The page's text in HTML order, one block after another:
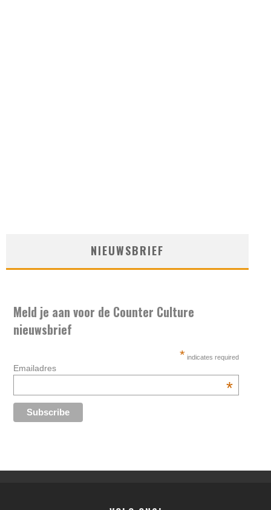
NIEUWSBRIEF
Meld je aan voor de Counter Culture
nieuwsbrief
* indicates required
Emailadres
*